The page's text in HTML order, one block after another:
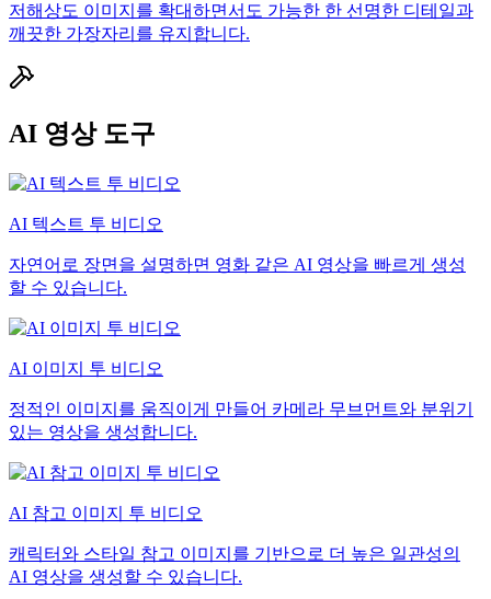
저해상도 이미지를 확대하면서도 가능한 한 선명한 디테일과
깨끗한 가장자리를 유지합니다.
AI 영상 도구
AI 텍스트 투 비디오
자연어로 장면을 설명하면 영화 같은 AI 영상을 빠르게 생성
할 수 있습니다.
AI 이미지 투 비디오
정적인 이미지를 움직이게 만들어 카메라 무브먼트와 분위기
있는 영상을 생성합니다.
AI 참고 이미지 투 비디오
캐릭터와 스타일 참고 이미지를 기반으로 더 높은 일관성의
AI 영상을 생성할 수 있습니다.